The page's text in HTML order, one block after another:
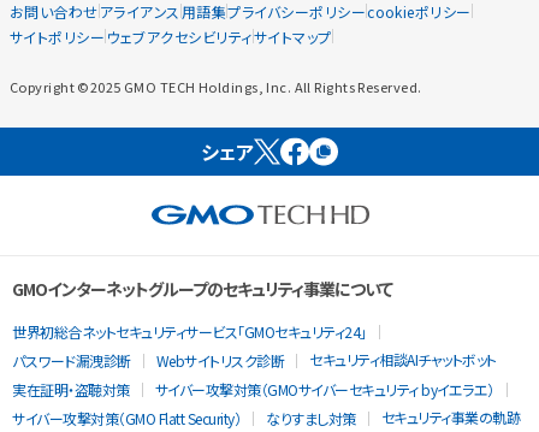
お問い合わせアライアンス 用語集プライバシーポリシーcookieポリシー
サイトポリシー ウェブアクセシビリティサイトマップ
Copyright ©2025 GMO TECH Holdings, Inc. All Rights Reserved.
シェア
GMOインターネットグループのセキュリティ事業について
世界初総合ネットセキュリティサービス「GMOセキュリティ24」
パスワード漏洩診断
Webサイトリスク診断
セキュリティ相談AIチャットボット
実在証明・盗聴対策
サイバー攻撃対策（GMOサイバーセキュリティ byイエラエ）
サイバー攻撃対策（GMO Flatt Security）
なりすまし対策 セキュリティ事業の軌跡